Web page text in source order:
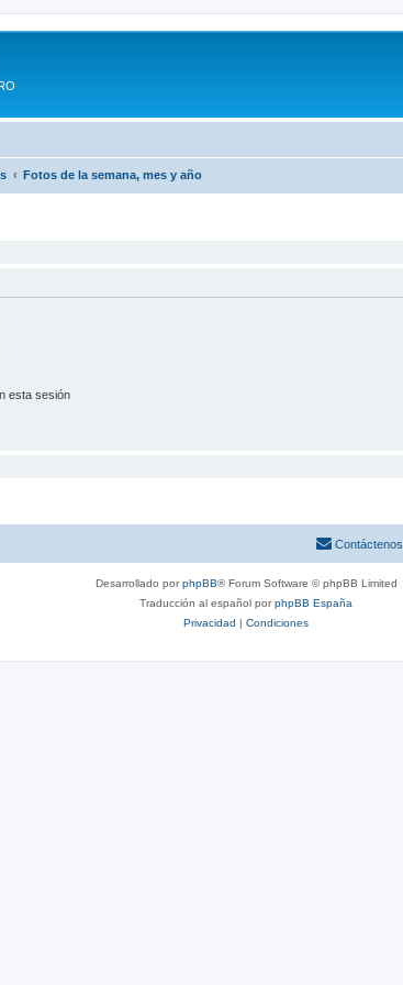
Fotos de la semana, mes y año
esta sesión
Contáctenos
Desarrollado porphpBB® Forum Software © phpBB Limited
Traducción al español porphpBB España
Privacidad | Condiciones